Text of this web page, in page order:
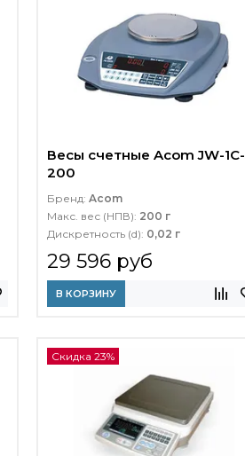
Весы счетные Acom JW-1C-
200
Бренд: Acom
Макс. вес (НПВ): 200 г
Дискретность (d): 0,02 г
29 596 руб
В КОРЗИНУ
Скидка 23%